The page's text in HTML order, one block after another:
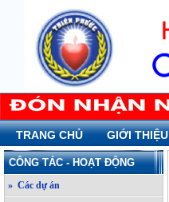
TRANG CHỦ GIỚI THIỆU
CÔNG TÁC - HOẠT ĐỘNG
» Các dự án